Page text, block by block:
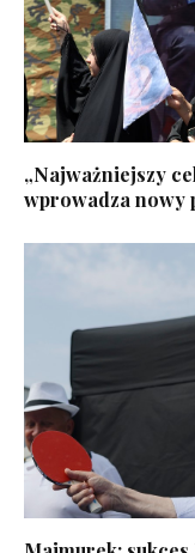
„Najważniejszy
wprowadza nowy